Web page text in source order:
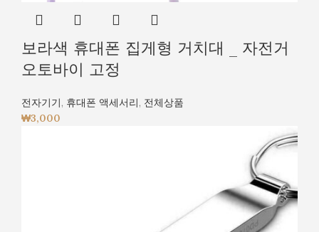
보라색 휴대폰 집게형 거치대 _ 자전거
오토바이 고정
전자기기, 휴대폰 액세서리, 전체상품
₩3,000